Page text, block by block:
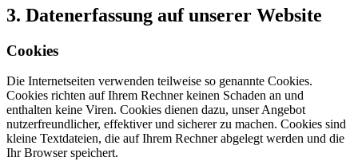
3. Datenerfassung auf unserer Website
Cookies
Die Internetseiten verwenden teilweise so genannte Cookies.
Cookies richten auf Ihrem Rechner keinen Schaden an und
enthalten keine Viren. Cookies dienen dazu, unser Angebot
nutzerfreundlicher, effektiver und sicherer zu machen. Cookies sind
kleine Textdateien, die auf Ihrem Rechner abgelegt werden und die
Ihr Browser speichert.